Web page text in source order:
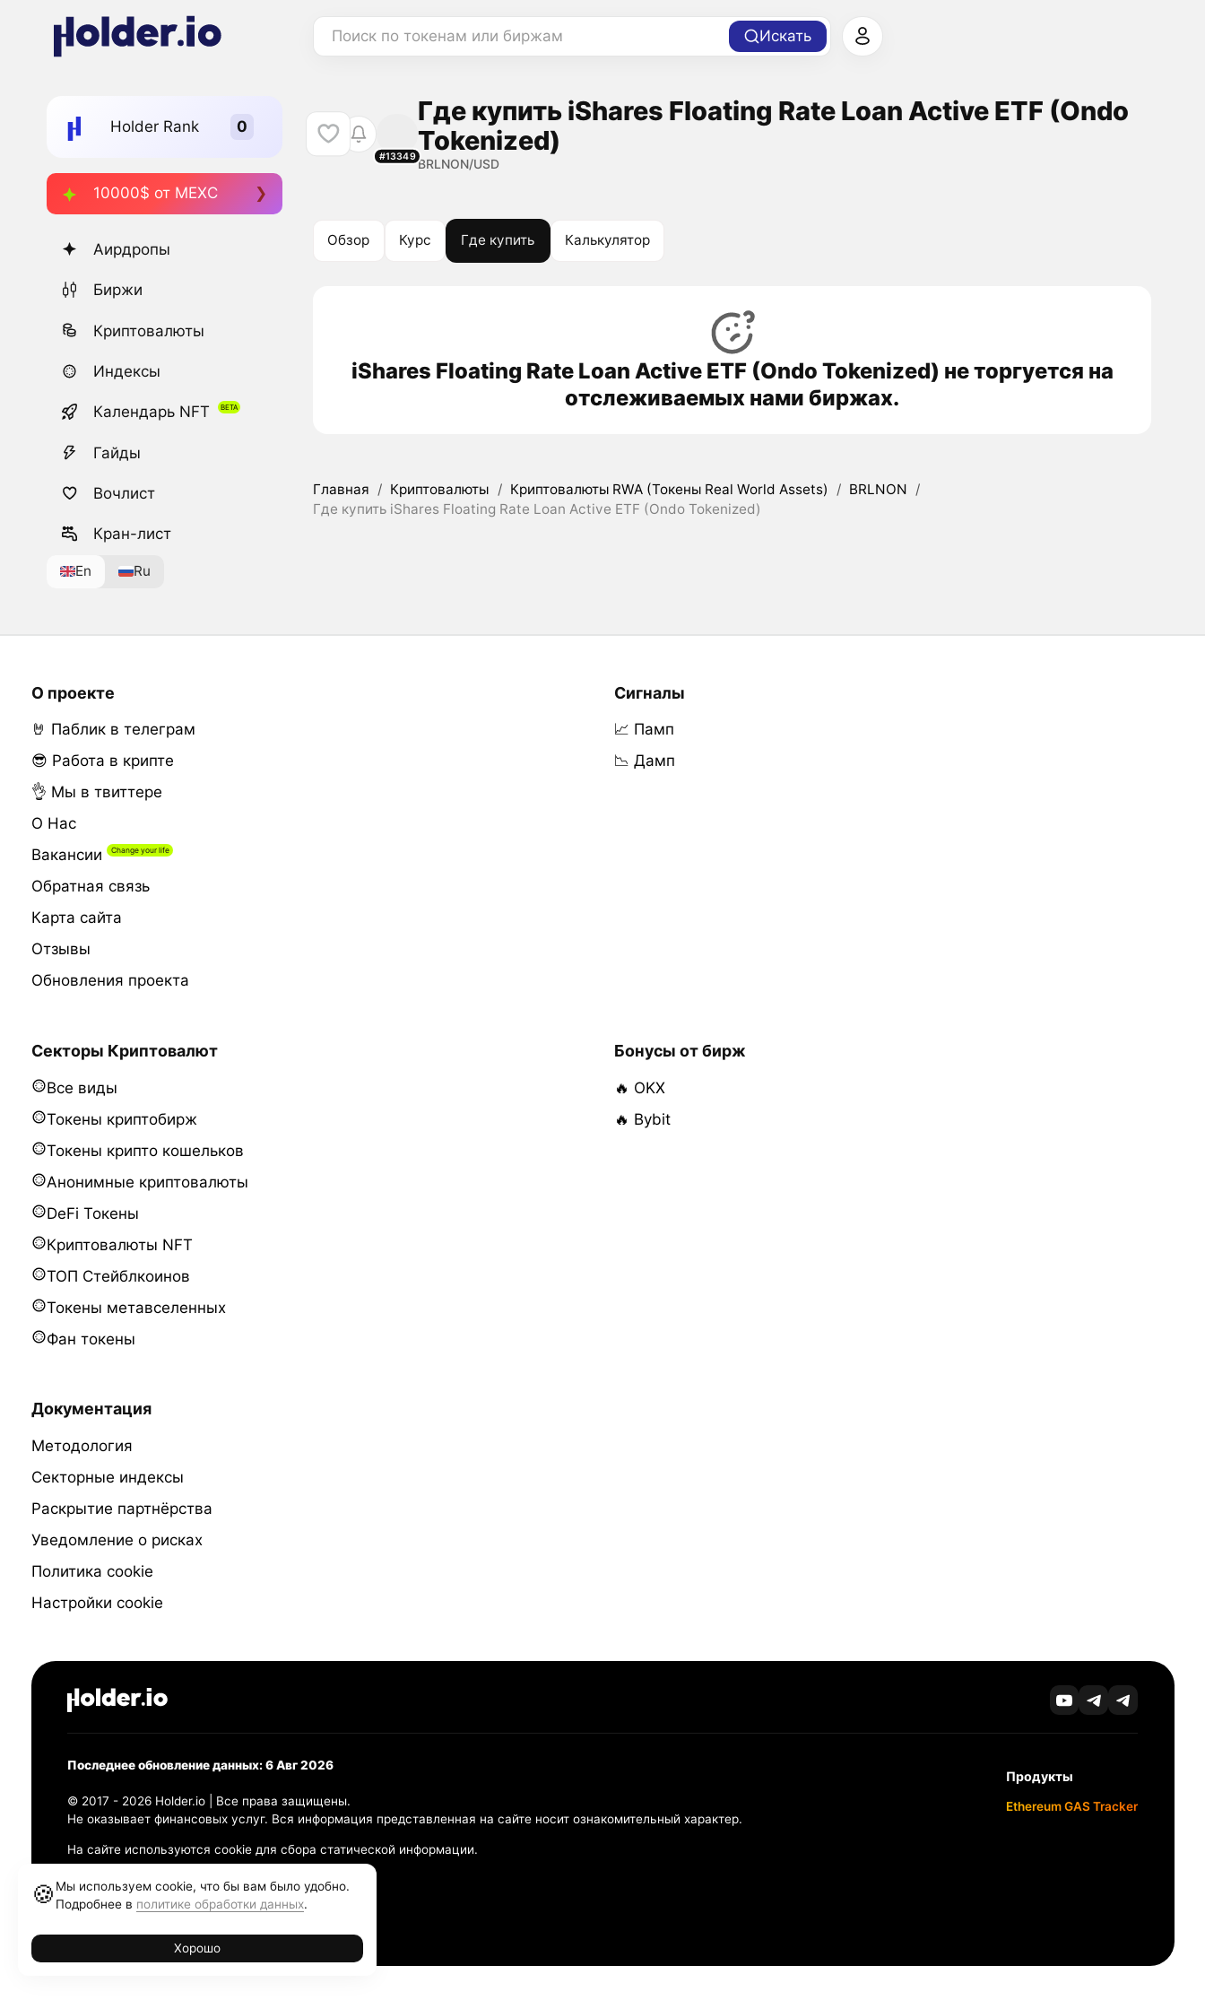
Поиск по токенам или биржам Искать
Holder Rank
10000$ от MEXC
Аирдропы
Биржи
Криптовалюты
Индексы
Календарь NFT
Гайды
Вочлист
Кран-лист
En Ru
#13349
Где купить iShares Floating Rate Loan Active ETF (Ondo
Tokenized)
BRLNON/USD
Обзор Курс Где купить Калькулятор
iShares Floating Rate Loan Active ETF (Ondo Tokenized) не торгуется на
отслеживаемых нами биржах.
Главная / Криптовалюты / Криптовалюты RWA (Токены Real World Assets) / BRLNON /
Где купить iShares Floating Rate Loan Active ETF (Ondo Tokenized)
О проекте
🤘 Паблик в телеграм
😎 Работа в крипте
👌 Мы в твиттере
О Нас
Вакансии
Обратная связь
Карта сайта
Отзывы
Обновления проекта
Сигналы
📈 Памп
📉 Дамп
Секторы Криптовалют
Все виды
Токены криптобирж
Токены крипто кошельков
Анонимные криптовалюты
DeFi Токены
Криптовалюты NFT
ТОП Стейблкоинов
Токены метавселенных
Фан токены
Бонусы от бирж
🔥 OKX
🔥 Bybit
Документация
Методология
Секторные индексы
Раскрытие партнёрства
Уведомление о рисках
Политика cookie
Настройки cookie
Последнее обновление данных: 6 Авг 2026
© 2017 - 2026 Holder.io | Все права защищены.
Не оказывает финансовых услуг. Вся информация представленная на сайте носит ознакомительный характер.
На сайте используются cookie для сбора статической информации.
Политика конфиденциальности
Правила использования
🍪 Мы используем cookie, что бы вам было удобно.
Подробнее в политике обработки данных.
Хорошо
Продукты
Ethereum GAS Tracker